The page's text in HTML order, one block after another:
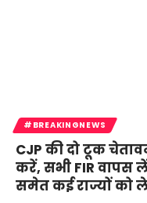
#BREAKINGNEWS
CJP की दो टूक
करें, सभी FIR वापस
समेत कई राज्यों को